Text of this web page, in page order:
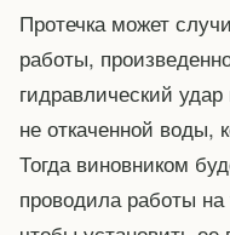
Протечка может
работы,
гидравлический
не откаченной воды,
Тогда виновником
проводила работы